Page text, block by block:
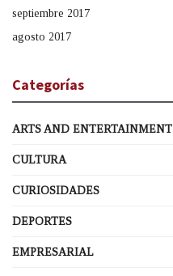
septiembre 2017
agosto 2017
Categorías
ARTS AND ENTERTAINMENT
CULTURA
CURIOSIDADES
DEPORTES
EMPRESARIAL